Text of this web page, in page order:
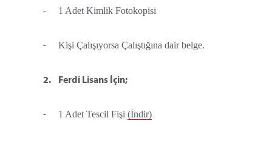
- 1 Adet Kimlik Fotokopisi
- Kişi Çalışıyorsa Çalıştığına dair belge.
2. Ferdi Lisans İçin;
- 1 Adet Tescil Fişi (İndir)